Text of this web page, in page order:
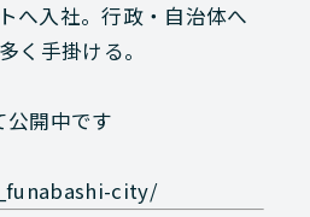
へ入社。行政・自治体へ
く手掛ける。
開中です
city/